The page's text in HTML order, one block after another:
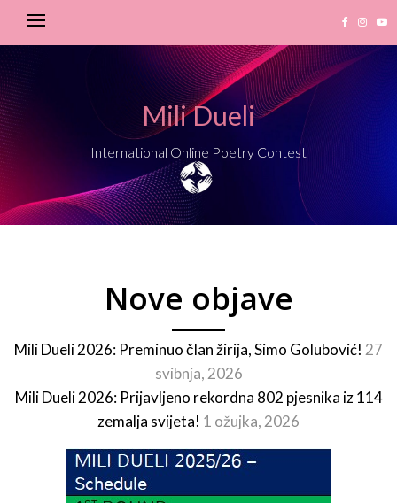
Mili Dueli
International Online Poetry Contest
Nove objave
Mili Dueli 2026: Preminuo član žirija, Simo Golubović! 27
svibnja, 2026
Mili Dueli 2026: Prijavljeno rekordna 802 pjesnika iz 114
zemalja svijeta! 1 ožujka, 2026